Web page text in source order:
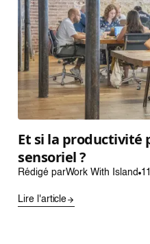
Et si la productivité
sensoriel ?
Rédigé parWork With Island
Lire l'article